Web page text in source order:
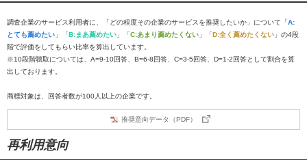
調査企業のサービス利用者に、「どの程度その企業のサービスを推奨したいか」について「A:
とても薦めたい 」「B:まあ薦めたい 」「C:あまり薦めたくない 」「D:全く薦めたくない 」の4段
階で評価をしてもらい比率を算出しています。
※10段階聴取については、A=9-10回答、B=6-8回答、C=3-5回答、D=1-2回答として割合を算
出しております。
商標対象は、回答者数が100人以上の企業です。
推奨意向データ（PDF）
再利用意向